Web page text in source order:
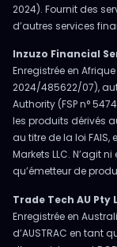
2024). Fournit des
d’autres services
Inzuzo Financial
Enregistrée en
2024/485622/07),
Authority (FSP n°
les produits dérivés
au titre de la loi
Markets LLC. N’agit
qu’émetteur de
Trade Tech AU Pty
Enregistrée en
d’AUSTRAC en tant